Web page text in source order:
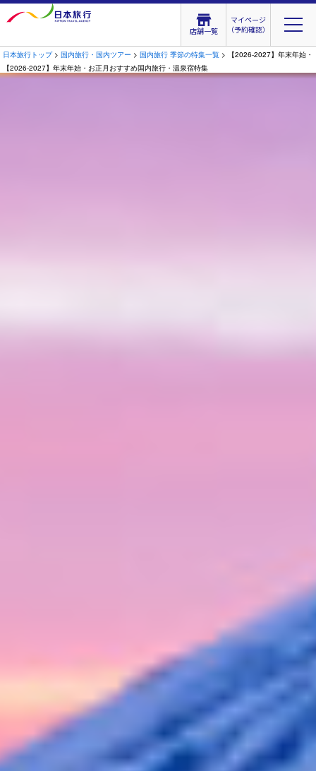
店舗一覧
マイページ
（予約確認）
日本旅行トップ>国内旅行・国内ツアー >国内旅行 季節の特集一覧 > 【2026-2027】年末年始・
【2026-2027】年末年始・お正月おすすめ国内旅行・温泉宿特集